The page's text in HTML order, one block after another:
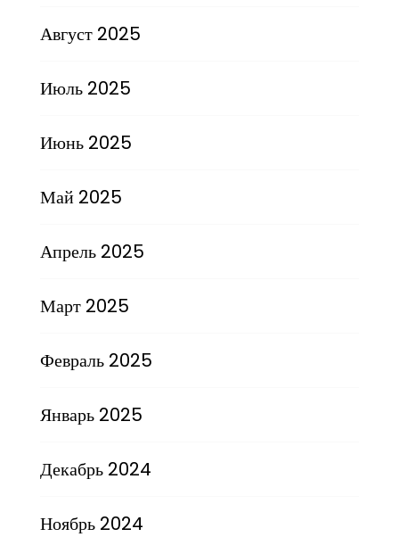
Август 2025
Июль 2025
Июнь 2025
Май 2025
Апрель 2025
Март 2025
Февраль 2025
Январь 2025
Декабрь 2024
Ноябрь 2024